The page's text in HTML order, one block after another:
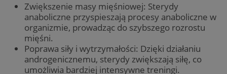
Zwiększenie masy mięśniowej: Sterydy
anaboliczne przyspieszają procesy anaboliczne w
organizmie, prowadząc do szybszego rozrostu
mięśni.
Poprawa siły i wytrzymałości: Dzięki działaniu
androgenicznemu, sterydy zwiększają siłę, co
umożliwia bardziej intensywne treningi.